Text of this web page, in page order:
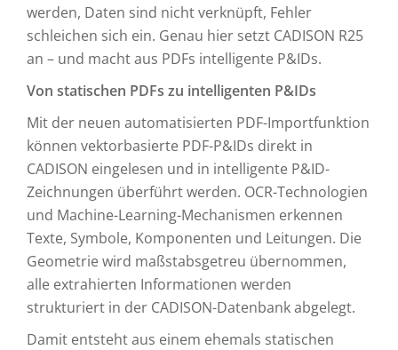
werden, Daten sind nicht verknüpft, Fehler
schleichen sich ein. Genau hier setzt CADISON R25
an – und macht aus PDFs intelligente P&IDs.
Von statischen PDFs zu intelligenten P&IDs
Mit der neuen automatisierten PDF-Importfunktion
können vektorbasierte PDF-P&IDs direkt in
CADISON eingelesen und in intelligente P&ID-
Zeichnungen überführt werden. OCR-Technologien
und Machine-Learning-Mechanismen erkennen
Texte, Symbole, Komponenten und Leitungen. Die
Geometrie wird maßstabsgetreu übernommen,
alle extrahierten Informationen werden
strukturiert in der CADISON-Datenbank abgelegt.
Damit entsteht aus einem ehemals statischen